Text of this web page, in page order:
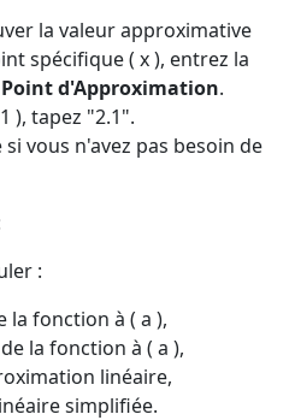
la valeur approximative
spécifique ( x ), entrez la
Point d'Approximation.
), tapez "2.1".
si vous n'avez pas besoin de
:
la fonction à ( a ),
la fonction à ( a ),
linéaire,
simplifiée.